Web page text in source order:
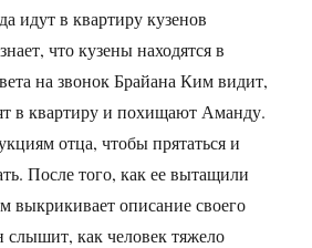
идут в квартиру кузенов
что кузены находятся в
на звонок Брайана Ким видит,
в квартиру и похищают Аманду.
отца, чтобы прятаться и
После того, как ее вытащили
выкрикивает описание своего
слышит, как человек тяжело